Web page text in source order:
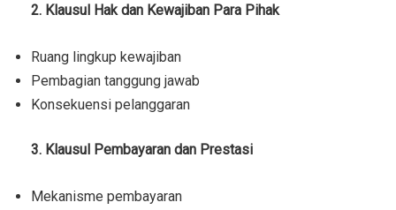
2. Klausul Hak dan Kewajiban Para Pihak
Ruang lingkup kewajiban
Pembagian tanggung jawab
Konsekuensi pelanggaran
3. Klausul Pembayaran dan Prestasi
Mekanisme pembayaran